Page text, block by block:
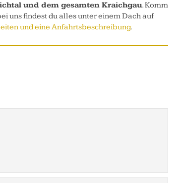
und dem gesamten Kraichgau. Komm
uns findest du alles unter einem Dach auf
und eine Anfahrtsbeschreibung.